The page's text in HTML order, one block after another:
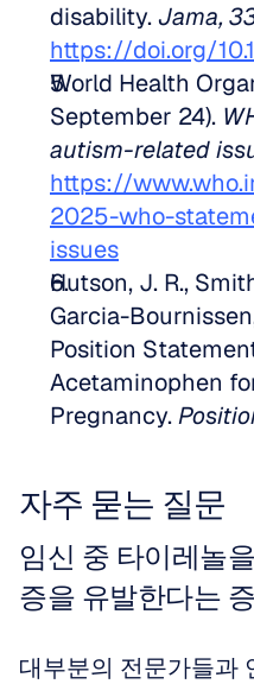
disability. Jama,
https://doi.org/
World Health
September 24).
autism-related
https://
2025-who-
issues
Hutson, J. R.,
Garcia-
Position
Acetaminophen
Pregnancy.
자주 묻는 질문
임신 중 타이레놀
증을 유발한다는
대부분의 전문가들과